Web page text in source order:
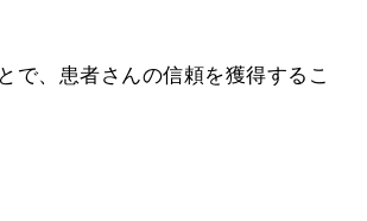
で、患者さんの信頼を獲得するこ